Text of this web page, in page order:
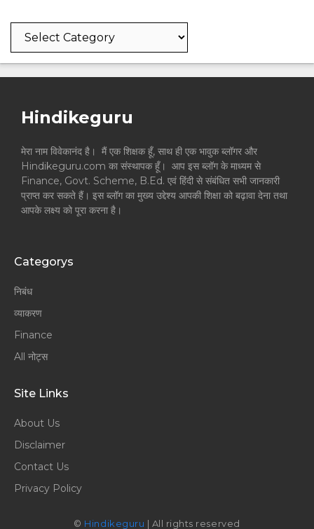
Categories
Hindikeguru
मेरा नाम विवेकानंद है। मैं एक शिक्षक हूँ, साथ ही एक भावुक ब्लॉगर और
Hindikeguru.com का संस्थापक हूँ। आप इस ब्लॉग के माध्यम से
Finance, Govt. Scheme, B.Ed. एवं हिंदी से संबंधित सभी जानकारी
प्राप्त कर सकते हैं। इस ब्लॉग का मुख्य उद्देश्य आपकी शिक्षा को बढ़ावा देना तथा
आपके लक्ष्य को पूरा करना है।
Categorys
निबंध
व्याकरण
Finance
All नोट्स
Site Links
About Us
Disclaimer
Contact Us
Privacy Policy
© Hindikeguru | All rights reserved